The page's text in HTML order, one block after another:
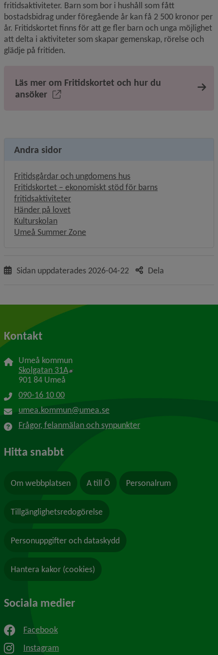
fritidsaktiviteter. Barn som bor i hushåll som fått
bostadsbidrag under föregående år kan få 2 500 kronor per
år. Fritidskortet finns för att ge fler barn och unga möjlighet
att delta i aktiviteter som skapar gemenskap, rörelse och
glädje på fritiden.
Läs mer om Fritidskortet och hur du
ansöker
Andra sidor
Fritidsgårdar och ungdomens husLänk till annan
Fritidskortet – ekonomiskt stöd för barns
fritidsaktiviteter
Händer på lovet
KulturskolanLänk till annan webbplats, öppnas i nytt
Umeå Summer Zone
Sidan uppdaterades 2026-04-22 Dela
Kontakt
Umeå kommun
Skolgatan 31A Länk till annan webbplats, öppnas i nytt
901 84 Umeå
090-16 10 00
umea.kommun@umea.se
Frågor, felanmälan och synpunkter
Hitta snabbt
Om webbplatsen A till Ö Personalrum
Tillgänglighetsredogörelse
Personuppgifter och dataskydd
Hantera kakor (cookies)
Sociala medier
Facebook
Instagram